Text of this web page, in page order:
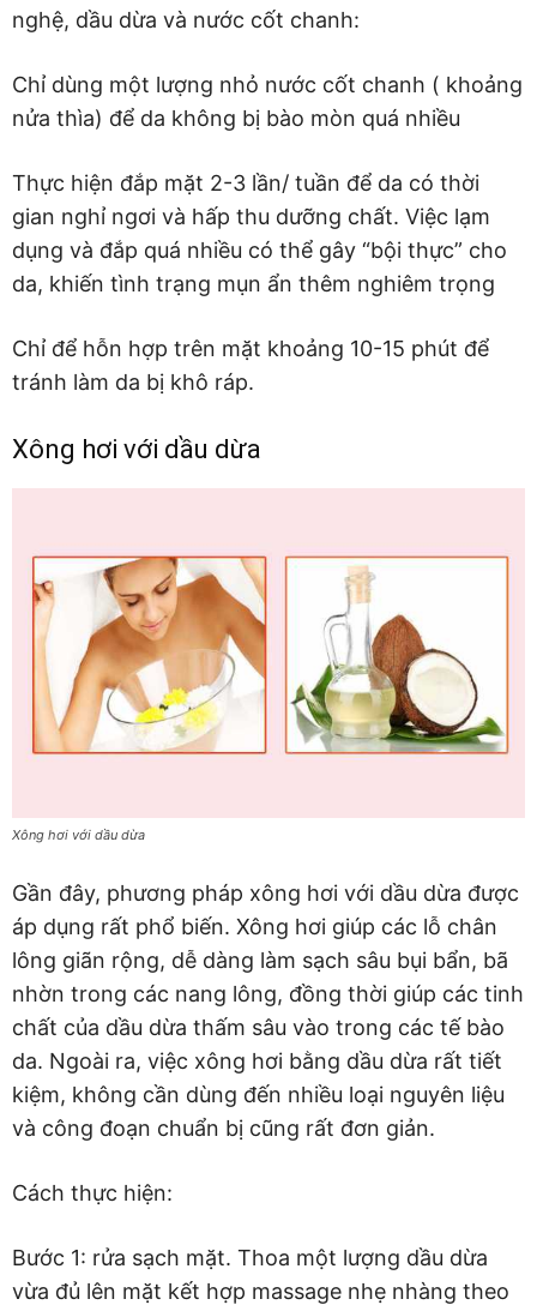
nghệ, dầu dừa và nước cốt chanh:
Chỉ dùng một lượng nhỏ nước cốt chanh ( khoảng
nửa thìa) để da không bị bào mòn quá nhiều
Thực hiện đắp mặt 2-3 lần/ tuần để da có thời
gian nghỉ ngơi và hấp thu dưỡng chất. Việc lạm
dụng và đắp quá nhiều có thể gây “bội thực” cho
da, khiến tình trạng mụn ẩn thêm nghiêm trọng
Chỉ để hỗn hợp trên mặt khoảng 10-15 phút để
tránh làm da bị khô ráp.
Xông hơi với dầu dừa
Xông hơi với dầu dừa
Gần đây, phương pháp xông hơi với dầu dừa được
áp dụng rất phổ biến. Xông hơi giúp các lỗ chân
lông giãn rộng, dễ dàng làm sạch sâu bụi bẩn, bã
nhờn trong các nang lông, đồng thời giúp các tinh
chất của dầu dừa thấm sâu vào trong các tế bào
da. Ngoài ra, việc xông hơi bằng dầu dừa rất tiết
kiệm, không cần dùng đến nhiều loại nguyên liệu
và công đoạn chuẩn bị cũng rất đơn giản.
Cách thực hiện:
Bước 1: rửa sạch mặt. Thoa một lượng dầu dừa
vừa đủ lên mặt kết hợp massage nhẹ nhàng theo